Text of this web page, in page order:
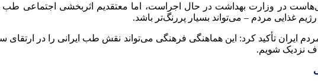
در وزارت بهداشت در حال اجراست، اما معتقدیم اثربخشی اجتماعی طب
غذایی مردم – می‌تواند بسیار پررنگ‌تر باشد.
ایران تأکید کرد: این هماهنگی فرهنگی می‌تواند نقش طب ایرانی را در
نزدیک شویم.